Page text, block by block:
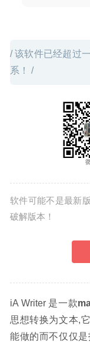
/ 该软件已经超过
系！ /
软件可能不是最新
破解版本！
iA Writer 是一款
思想转换为文本,
能做的而不仅仅